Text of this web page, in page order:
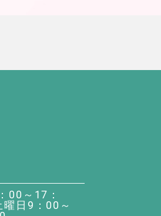
00～17：
日9：00～